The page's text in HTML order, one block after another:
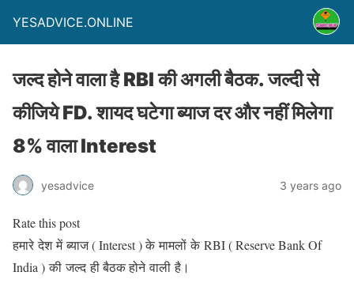
YESADVICE.ONLINE
जल्द होने वाला है RBI की अगली बैठक. जल्दी से
कीजिये FD. शायद घटेगा ब्याज दर और नहीं मिलेगा
8% वाला Interest
yesadvice 3 years ago
Rate this post
हमारे देश में ब्याज ( Interest ) के मामलों के RBI ( Reserve Bank Of
India ) की जल्द ही बैठक होने वाली है।